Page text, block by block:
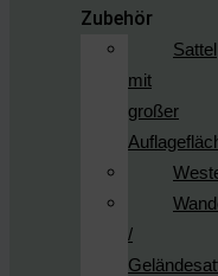
Zubehör
Sattel
mit
großer
/